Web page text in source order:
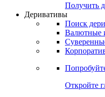
Получить
Деривативы
Поиск
Валютные
Откройте